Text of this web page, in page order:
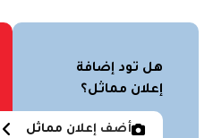
هل تود إضافة
إعلان مماثل؟
أضف إعلان مماثل